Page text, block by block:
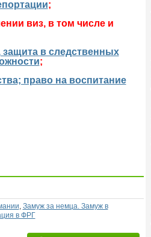
;
виз, в том числе и
в следственных
;
право на воспитание
, Замуж за немца. Замуж в
в ФРГ